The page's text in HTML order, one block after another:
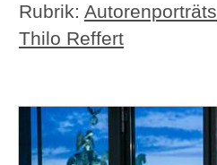
Rubrik: Autorenporträts
Thilo Reffert